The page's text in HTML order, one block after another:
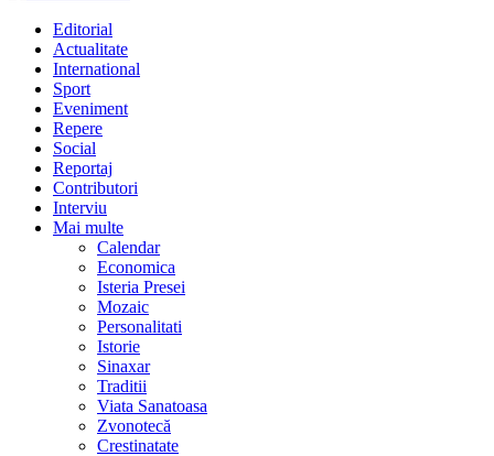
Editorial
Actualitate
International
Sport
Eveniment
Repere
Social
Reportaj
Contributori
Interviu
Mai multe
Calendar
Economica
Isteria Presei
Mozaic
Personalitati
Istorie
Sinaxar
Traditii
Viata Sanatoasa
Zvonotecă
Crestinatate